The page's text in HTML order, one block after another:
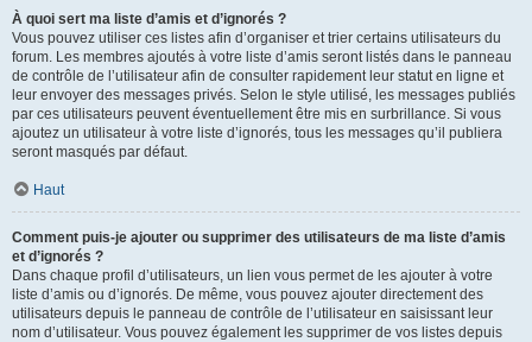
À quoi sert ma liste d’amis et d’ignorés ?
Vous pouvez utiliser ces listes afin d’organiser et trier certains utilisateurs du
forum. Les membres ajoutés à votre liste d’amis seront listés dans le panneau
de contrôle de l’utilisateur afin de consulter rapidement leur statut en ligne et
leur envoyer des messages privés. Selon le style utilisé, les messages publiés
par ces utilisateurs peuvent éventuellement être mis en surbrillance. Si vous
ajoutez un utilisateur à votre liste d’ignorés, tous les messages qu’il publiera
seront masqués par défaut.
Haut
Comment puis-je ajouter ou supprimer des utilisateurs de ma liste d’amis
et d’ignorés ?
Dans chaque profil d’utilisateurs, un lien vous permet de les ajouter à votre
liste d’amis ou d’ignorés. De même, vous pouvez ajouter directement des
utilisateurs depuis le panneau de contrôle de l’utilisateur en saisissant leur
nom d’utilisateur. Vous pouvez également les supprimer de vos listes depuis